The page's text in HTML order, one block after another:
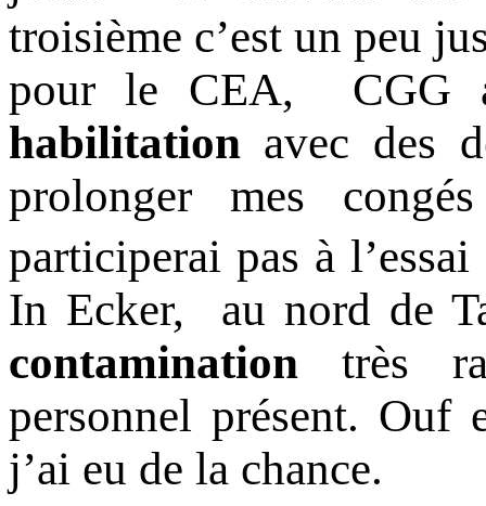
troisième c’est un peu
pour le CEA, CGG
habilitation avec des
prolonger mes
participerai pas à
In Ecker, au nord de
contamination
très
personnel présent. Ouf
j’ai eu de la chance.